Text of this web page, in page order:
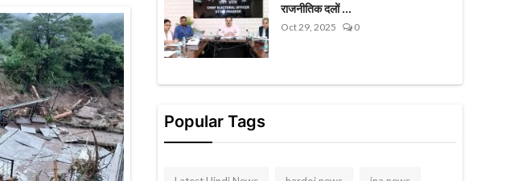
राजनीतिक दलों ...
Oct 29, 2025 0
Popular Tags